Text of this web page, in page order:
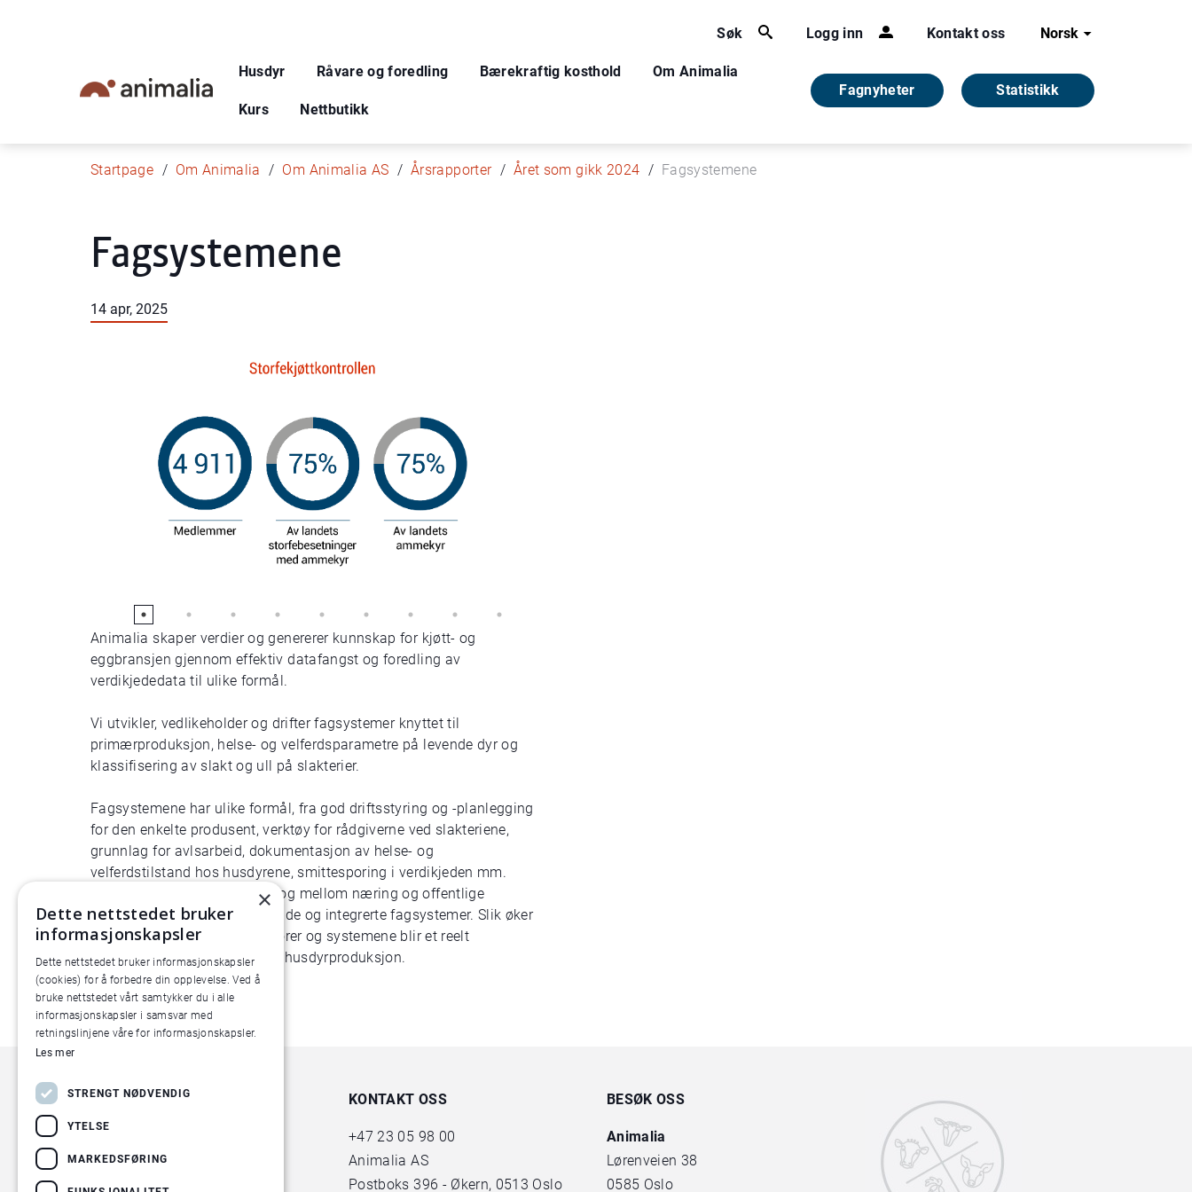
Søk Logg inn Kontakt oss Norsk
Husdyr Råvare og foredling Bærekraftig kosthold Om Animalia
Kurs Nettbutikk
Fagnyheter Statistikk
Startpage Om Animalia Om Animalia AS Årsrapporter Året som gikk 2024 Fagsystemene
Fagsystemene
14 apr, 2025
Animalia skaper verdier og genererer kunnskap for kjøtt- og
eggbransjen gjennom effektiv datafangst og foredling av
verdikjededata til ulike formål.
Vi utvikler, vedlikeholder og drifter fagsystemer knyttet til
primærproduksjon, helse- og velferdsparametre på levende dyr og
klassifisering av slakt og ull på slakterier.
Fagsystemene har ulike formål, fra god driftsstyring og -planlegging
for den enkelte produsent, verktøy for rådgiverne ved slakteriene,
grunnlag for avlsarbeid, dokumentasjon av helse- og
velferdstilstand hos husdyrene, smittesporing i verdikjeden mm.
Samarbeid innad i næringen og mellom næring og offentlige
myndigheter skal gi gode, solide og integrerte fagsystemer. Slik øker
nytteverdien for samtlige aktører og systemene blir et reelt
konkurransefortrinn for norsk husdyrproduksjon.
KONTAKT OSS
+47 23 05 98 00
Animalia AS
Postboks 396 - Økern, 0513 Oslo
BESØK OSS
Animalia
Lørenveien 38
0585 Oslo
×
Dette nettstedet bruker
informasjonskapsler
Dette nettstedet bruker informasjonskapsler
(cookies) for å forbedre din opplevelse. Ved å
bruke nettstedet vårt samtykker du i alle
informasjonskapsler i samsvar med
retningslinjene våre for informasjonskapsler.
Les mer
STRENGT NØDVENDIG
YTELSE
MARKEDSFØRING